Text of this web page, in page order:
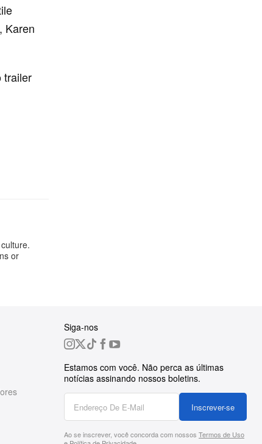
Karen
trailer
or
Siga-nos
Estamos com você. Não perca as últimas
notícias assinando nossos boletins.
Inscrever-se
Ao se inscrever, você concorda com nossos Termos de Uso